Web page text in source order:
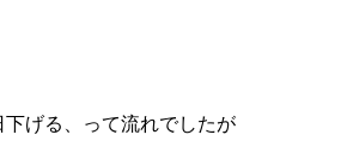
下げる、って流れでしたが